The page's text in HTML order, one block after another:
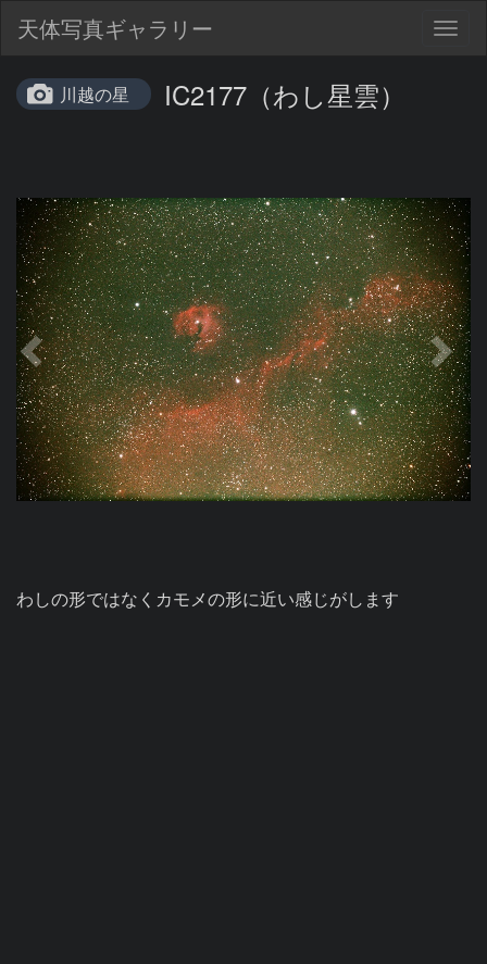
天体写真ギャラリー
川越の星 IC2177（わし星雲）
わしの形ではなくカモメの形に近い感じがします